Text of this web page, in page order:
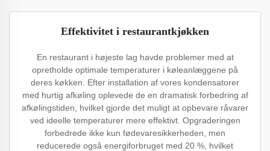
Effektivitet i restaurantkjøkken
En restaurant i højeste lag havde problemer med at
opretholde optimale temperaturer i køleanlæggene på
deres køkken. Efter installation af vores kondensatorer
med hurtig afkøling oplevede de en dramatisk forbedring af
afkølingstiden, hvilket gjorde det muligt at opbevare råvarer
ved ideelle temperaturer mere effektivt. Opgraderingen
forbedrede ikke kun fødevaresikkerheden, men
reducerede også energiforbruget med 20 %, hvilket